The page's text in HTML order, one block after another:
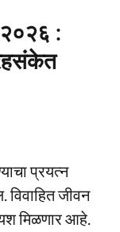
:
प्रयत्न
विवाहित जीवन
मिळणार आहे.